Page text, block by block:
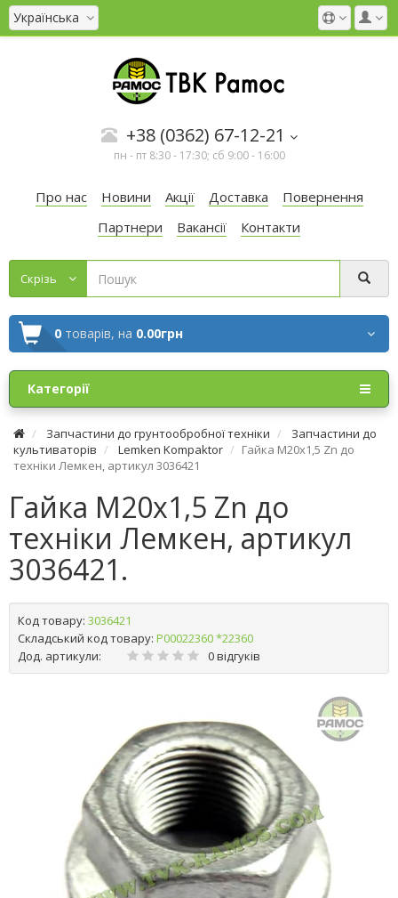
Українська
+38 (0362) 67-12-21
пн - пт 8:30 - 17:30; сб 9:00 - 16:00
Про нас Новини Акції Доставка
Повернення
Партнери
Вакансії Контакти
Cкрізь
0 товарів, на 0.00грн
Категорії
Запчастини до грунтообробної техніки
Запчастини до
культиваторів
Lemken Kompaktor
Гайка М20x1,5 Zn до
техніки Лемкен, артикул 3036421
Гайка М20x1,5 Zn до
техніки Лемкен, артикул
3036421.
Код товару: 3036421
Складський код товару: Р00022360 *22360
Дод. артикули:
0 відгуків